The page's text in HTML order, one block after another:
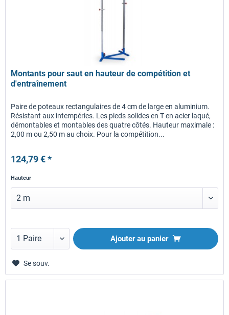
Montants pour saut en hauteur de compétition et
d'entraînement
Paire de poteaux rectangulaires de 4 cm de large en aluminium.
Résistant aux intempéries. Les pieds solides en T en acier laqué,
démontables et montables des quatre côtés. Hauteur maximale :
2,00 m ou 2,50 m au choix. Pour la compétition...
124,79 € *
Hauteur
Ajouter au panier
Se souv.